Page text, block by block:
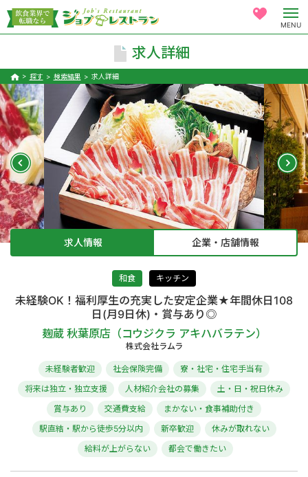
MENU
求人詳細
探す 検索結果 求人詳細
求人情報 企業・店舗情報
和食 キッチン
未経験OK！福利厚生の充実した安定企業★年間休日108
日(月9日休)・賞与あり◎
麹蔵 秋葉原店（コウジクラ アキハバラテン）
株式会社ラムラ
未経験者歓迎 社会保険完備
寮・社宅・住宅手当有
将来は独立・独立支援
人材紹介会社の募集
土・日・祝日休み
賞与あり
交通費支給
まかない・食事補助付き
駅直結・駅から徒歩5分以内
新卒歓迎
休みが取れない
給料が上がらない
都会で働きたい